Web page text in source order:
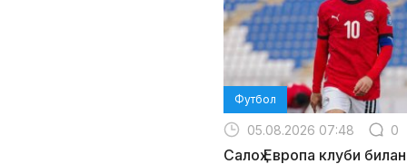
Футбол
05.08.2026 07:48 0
Салоҳ Европа клуби билан